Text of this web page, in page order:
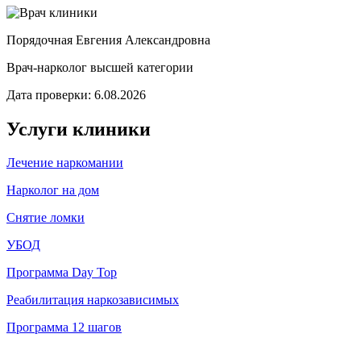
Порядочная Евгения Александровна
Врач-нарколог высшей категории
Дата проверки: 6.08.2026
Услуги клиники
Лечение наркомании
Нарколог на дом
Снятие ломки
УБОД
Программа Day Top
Реабилитация наркозависимых
Программа 12 шагов